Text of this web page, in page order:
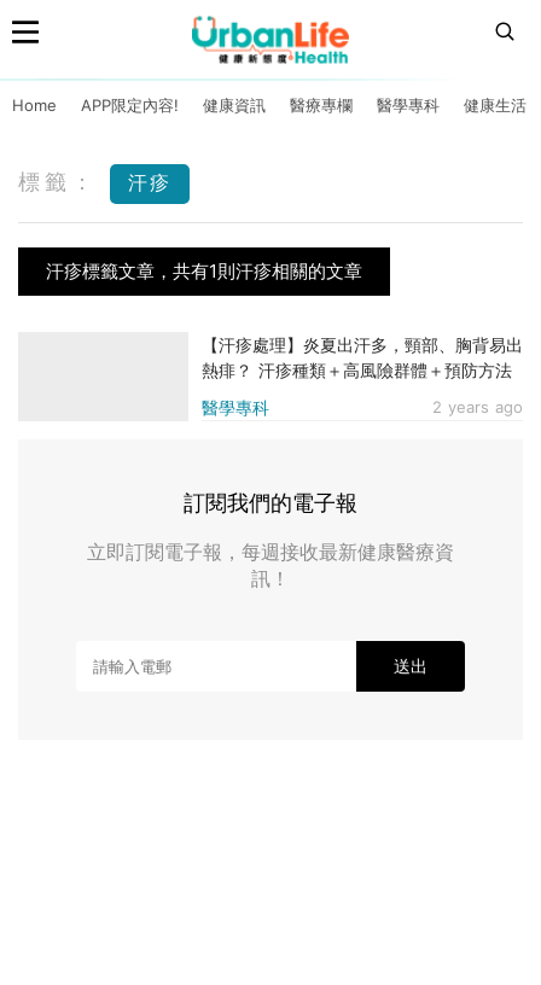
Home APP限定內容! 健康資訊 醫療專欄 醫學專科 健康生活
標籤： 汗疹
汗疹標籤文章，共有1則汗疹相關的文章
醫學專科 2 years ago
【汗疹處理】炎夏出汗多，頸部、胸背易出
熱痱？ 汗疹種類＋高風險群體＋預防方法
訂閱我們的電子報
立即訂閱電子報，每週接收最新健康醫療資
訊！
送出